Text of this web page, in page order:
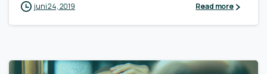
juni 24, 2019 Read more